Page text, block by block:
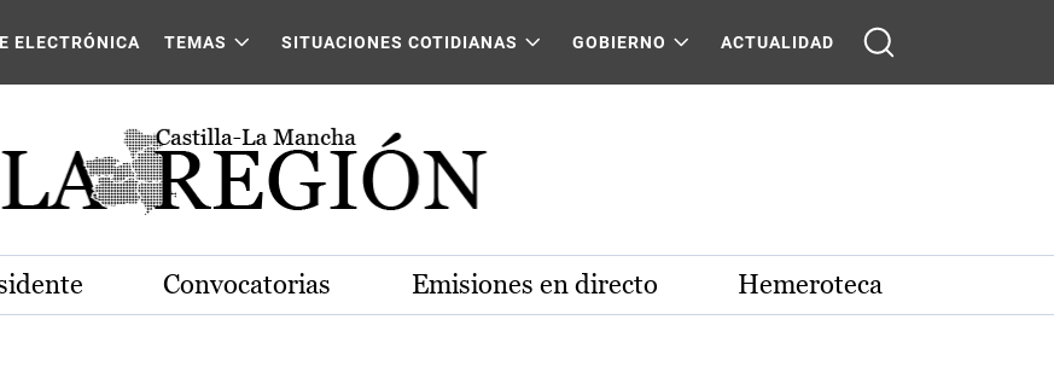
ELECTRÓNICA TEMAS SITUACIONES COTIDIANAS GOBIERNO ACTUALIDAD
Convocatorias Emisiones en directo Hemeroteca